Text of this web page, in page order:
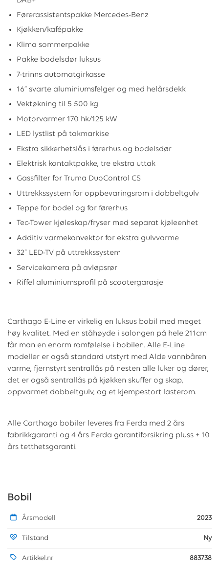
Førerassistentspakke Mercedes-Benz
Kjøkken/kafépakke
Klima sommerpakke
Pakke bodelsdør luksus
7-trinns automatgirkasse
16” svarte aluminiumsfelger og med helårsdekk
Vektøkning til 5 500 kg
Motorvarmer 170 hk/125 kW
LED lystlist på takmarkise
Ekstra sikkerhetslås i førerhus og bodelsdør
Elektrisk kontaktpakke, tre ekstra uttak
Gassfilter for Truma DuoControl CS
Uttrekkssystem for oppbevaringsrom i dobbeltgulv
Teppe for bodel og for førerhus
Tec-Tower kjøleskap/fryser med separat kjøleenhet
Additiv varmekonvektor for ekstra gulvvarme
32" LED-TV på uttrekkssystem
Servicekamera på avløpsrør
Riffel aluminiumsprofil på scootergarasje
Carthago E-Line er virkelig en luksus bobil med meget
høy kvalitet. Med en ståhøyde i salongen på hele 211cm
får man en enorm romfølelse i bobilen. Alle E-Line
modeller er også standard utstyrt med Alde vannbåren
varme, fjernstyrt sentrallås på nesten alle luker og dører,
det er også sentrallås på kjøkken skuffer og skap,
oppvarmet dobbeltgulv, og et kjempestort lasterom.
Alle Carthago bobiler leveres fra Ferda med 2 års
fabrikkgaranti og 4 års Ferda garantiforsikring pluss + 10
års tetthetsgaranti.
Bobil
Årsmodell 2023
Tilstand Ny
Artikkel.nr 883738